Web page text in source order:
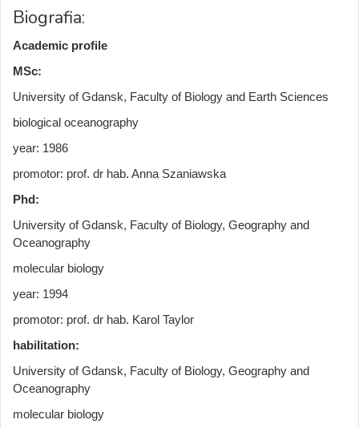
Biografia:
Academic profile
MSc:
University of Gdansk, Faculty of Biology and Earth Sciences
biological oceanography
year: 1986
promotor: prof. dr hab. Anna Szaniawska
Phd:
University of Gdansk, Faculty of Biology, Geography and
Oceanography
molecular biology
year: 1994
promotor: prof. dr hab. Karol Taylor
habilitation:
University of Gdansk, Faculty of Biology, Geography and
Oceanography
molecular biology